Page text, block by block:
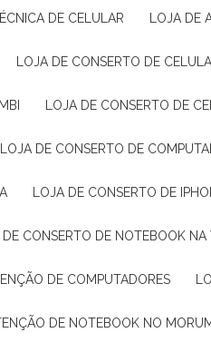
DE CELULAR LOJA DE
LOJA DE CONSERTO DE
LOJA DE CONSERTO DE
LOJA DE CONSERTO DE
LOJA DE CONSERTO DE
DE CONSERTO DE NOTEBOOK
DE COMPUTADORES
DE NOTEBOOK NO